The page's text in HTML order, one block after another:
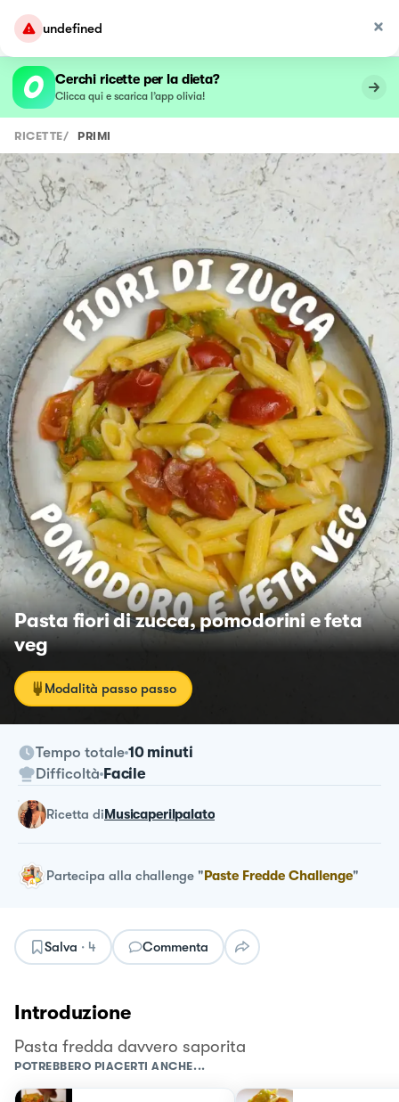
undefined
Cerchi ricette per la dieta?
Clicca qui e scarica l’app olivia!
RICETTE/ PRIMI
Pasta fiori di zucca, pomodorini e feta
veg
Modalità passo passo
Tempo totale 10 minuti
Difficoltà Facile
ricetta diMusicaperilpalato
Partecipa alla challenge "Paste Fredde Challenge"
Salva · 4 Commenta
Introduzione
Pasta fredda davvero saporita
POTREBBERO PIACERTI ANCHE...